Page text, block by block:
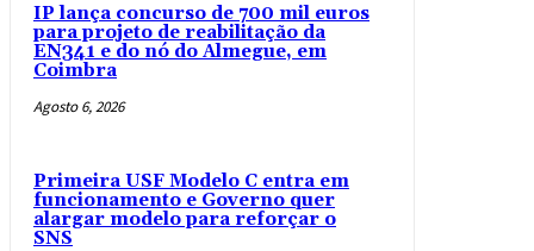
IP lança concurso de 700 mil euros
para projeto de reabilitação da
EN341 e do nó do Almegue, em
Coimbra
Agosto 6, 2026
Primeira USF Modelo C entra em
funcionamento e Governo quer
alargar modelo para reforçar o
SNS